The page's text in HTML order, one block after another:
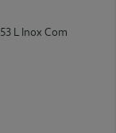
L Inox Com